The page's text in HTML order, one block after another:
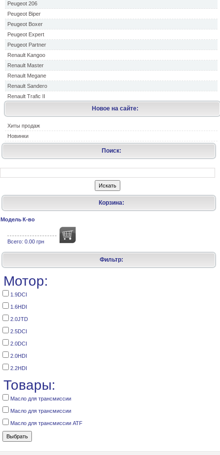
Peugeot 206
Peugeot Biper
Peugeot Boxer
Peugeot Expert
Peugeot Partner
Renault Kangoo
Renault Master
Renault Megane
Renault Sandero
Renault Trafic II
Новое на сайте:
Хиты продаж
Новинки
Поиск:
Корзина:
Модель К-во
Всего: 0.00 грн
Фильтр:
Мотор:
1.9DCI
1.6HDI
2.0JTD
2.5DCI
2.0DCI
2.0HDI
2.2HDI
Товары:
Масло для трансмиссии
Масло для трансмиссии
Масло для трансмиссии ATF